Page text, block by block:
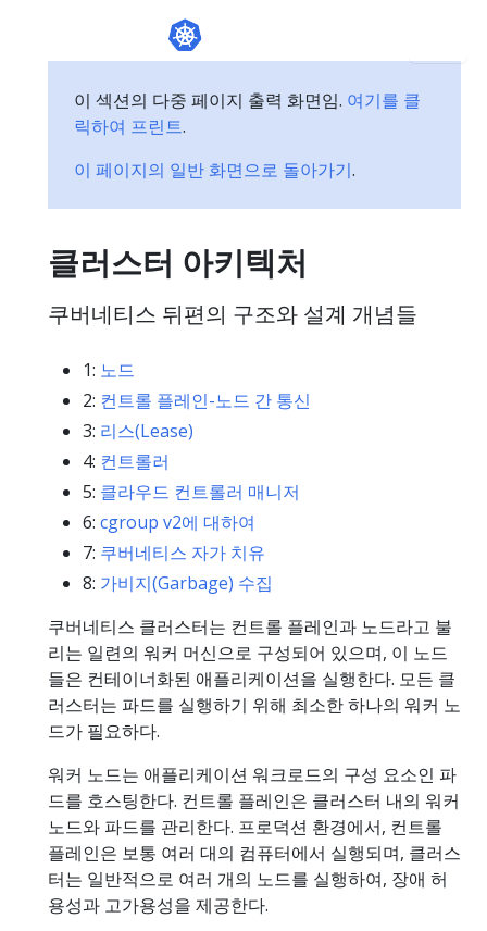
이 섹션의 다중 페이지 출력 화면임. 여기를 클
릭하여 프린트.
이 페이지의 일반 화면으로 돌아가기.
클러스터 아키텍처
쿠버네티스 뒤편의 구조와 설계 개념들
1: 노드
2: 컨트롤 플레인-노드 간 통신
3: 리스(Lease)
4: 컨트롤러
5: 클라우드 컨트롤러 매니저
6: cgroup v2에 대하여
7: 쿠버네티스 자가 치유
8: 가비지(Garbage) 수집
쿠버네티스 클러스터는 컨트롤 플레인과 노드라고 불
리는 일련의 워커 머신으로 구성되어 있으며, 이 노드
들은 컨테이너화된 애플리케이션을 실행한다. 모든 클
러스터는 파드를 실행하기 위해 최소한 하나의 워커 노
드가 필요하다.
워커 노드는 애플리케이션 워크로드의 구성 요소인 파
드를 호스팅한다. 컨트롤 플레인은 클러스터 내의 워커
노드와 파드를 관리한다. 프로덕션 환경에서, 컨트롤
플레인은 보통 여러 대의 컴퓨터에서 실행되며, 클러스
터는 일반적으로 여러 개의 노드를 실행하여, 장애 허
용성과 고가용성을 제공한다.